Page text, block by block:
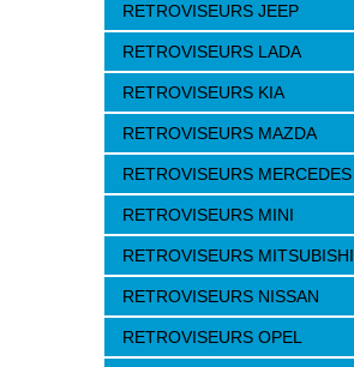
RETROVISEURS JEEP
RETROVISEURS LADA
RETROVISEURS KIA
RETROVISEURS MAZDA
RETROVISEURS MERCEDES
RETROVISEURS MINI
RETROVISEURS MITSUBISHI
RETROVISEURS NISSAN
RETROVISEURS OPEL